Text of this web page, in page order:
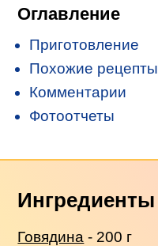
Оглавление
Приготовление
Похожие рецепты
Комментарии
Фотоотчеты
Ингредиенты
Говядина - 200 г